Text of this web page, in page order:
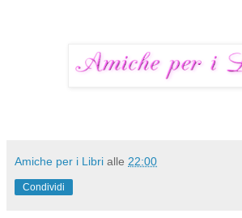
Amiche per i Libri alle 22:00
Condividi